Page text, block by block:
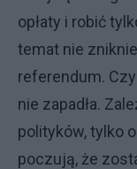
opłaty i robić
temat nie
referendum.
nie zapadła.
polityków, tylko
poczują, że